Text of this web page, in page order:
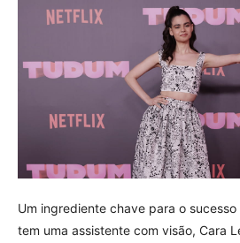
Um ingrediente chave para o
tem uma assistente com visão, Cara